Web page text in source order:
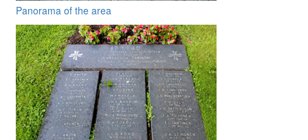
Panorama of the area